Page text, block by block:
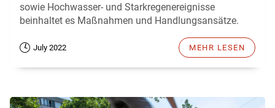
sowie Hochwasser- und Starkregenereignisse
beinhaltet es Maßnahmen und Handlungsansätze.
July 2022 MEHR LESEN